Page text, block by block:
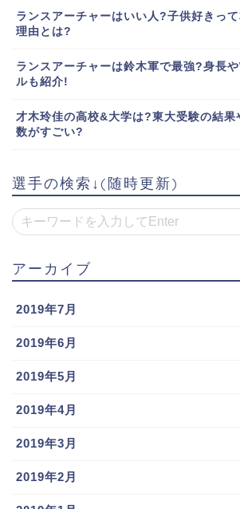
ランスアーチャーはいい人?子供好きっ
理由とは?
ランスアーチャーは鈴木軍で最強?身長
ルも紹介!
才木玲佳の高校&大学は?東大受験の結果
数がすごい?
選手の検索↓(随時更新)
アーカイブ
2019年7月
2019年6月
2019年5月
2019年4月
2019年3月
2019年2月